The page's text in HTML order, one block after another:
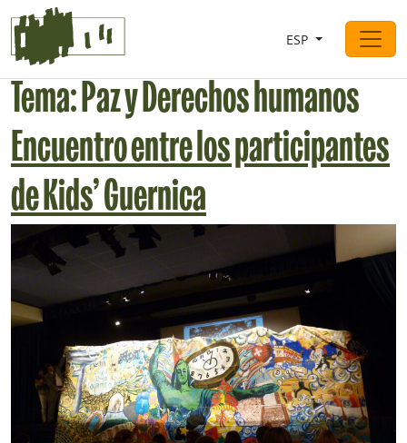
Saltar al contingut
Navegación principal
ESP
Tema:Paz y Derechos humanos
Encuentro entre los participantes
de Kids’ Guernica